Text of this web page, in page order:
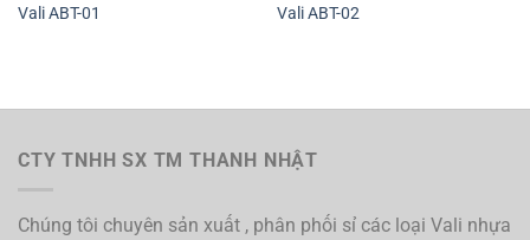
Vali ABT-01 Vali ABT-02
CTY TNHH SX TM THANH NHẬT
Chúng tôi chuyên sản xuất , phân phối sỉ các loại Vali nhựa